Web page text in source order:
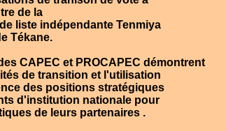
de la
liste indépendante Tenmiya
Tékane.
CAPEC et PROCAPEC démontrent
de transition et l'utilisation
des positions stratégiques
d'institution nationale pour
de leurs partenaires .